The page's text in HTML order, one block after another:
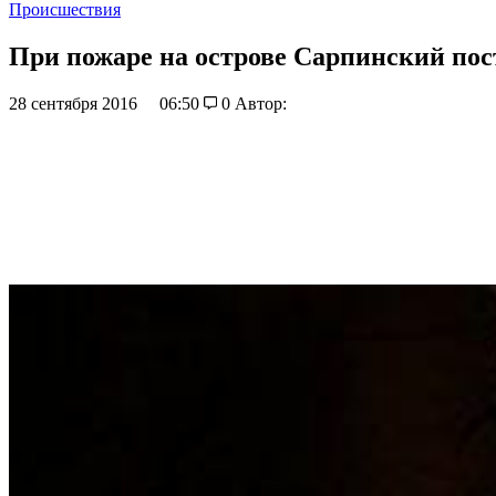
Происшествия
При пожаре на острове Сарпинский
28 сентября 2016 06:50 0 Автор: